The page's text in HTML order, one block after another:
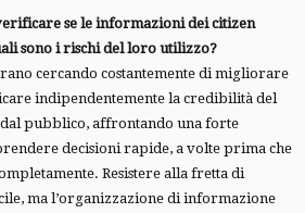
se le informazioni dei citizen
sono i rischi del loro utilizzo?
cercando costantemente di migliorare
indipendentemente la credibilità del
pubblico, affrontando una forte
decisioni rapide, a volte prima che
Resistere alla fretta di
ma l’organizzazione di informazione